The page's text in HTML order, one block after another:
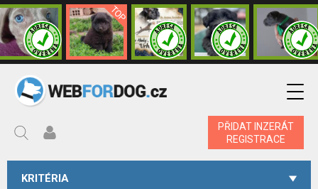
PŘIDAT INZERÁT
REGISTRACE
KRITÉRIA